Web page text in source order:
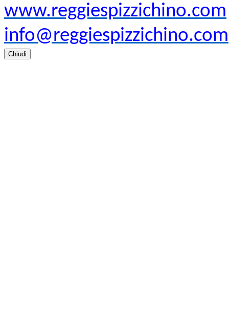
www.reggiespizzichino.com
info@reggiespizzichino.com
Chiudi